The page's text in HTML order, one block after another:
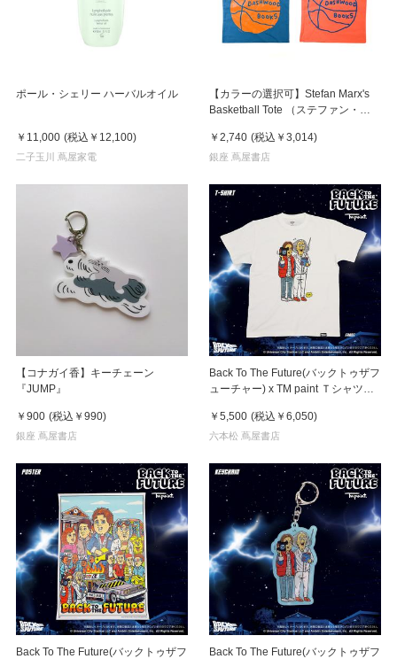
ポール・シェリー ハーバルオイル
￥11,000 (税込 ￥12,100)
二子玉川 蔦屋家電
【カラーの選択可】Stefan Marx's
Basketball Tote （ステファン・マ
￥2,740 (税込 ￥3,014)
銀座 蔦屋書店
【コナガイ香】キーチェーン
『JUMP』
￥900 (税込 ￥990)
銀座 蔦屋書店
Back To The Future(バックトゥザフ
ューチャー) x TM paint Ｔシャツ
￥5,500 (税込 ￥6,050)
六本松 蔦屋書店
Back To The Future(バックトゥザフ
Back To The Future(バックトゥザフ